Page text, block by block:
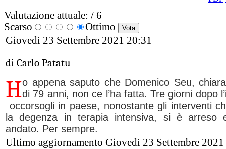
Valutazione attuale: / 6
Scarso
Ottimo
Giovedì 23 Settembre 2021 20:31
di Carlo Patatu
Ho appena saputo che Domenico Seu,
di 79 anni, non ce l’ha fatta. Tre giorni dopo
occorsogli in paese, nonostante gli interventi
la degenza in terapia intensiva, si è arreso
andato. Per sempre.
Ultimo aggiornamento Giovedì 23 Settembre